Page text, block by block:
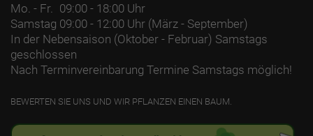
Mo. - Fr.
09:00 - 18:00 Uhr
Samstag 09:00 - 12:00 Uhr (März - September)
In der Nebensaison (Oktober - Februar) Samstags
geschlossen
Nach Terminvereinbarung Termine Samstags möglich!
BEWERTEN SIE UNS UND WIR PFLANZEN EINEN BAUM.